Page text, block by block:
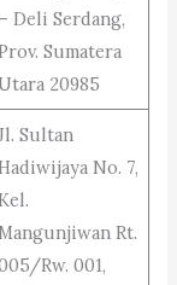
– Deli Serdang,
Sumatera
20985
Sultan
No. 7,
Rt.
Rw. 001,